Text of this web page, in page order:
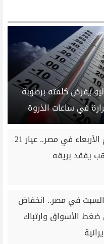
يفرض كلمته برطوبة
في ساعات الذروة
أسعار الذهب اليوم الأربعاء في مصر.. عيار 21
يفقد بريقه
في مصر.. انخفاض
ضغط الأسواق وارتباك